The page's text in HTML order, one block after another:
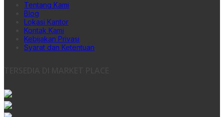
Tentang Kami
Blog
Lokasi Kantor
Kontak Kami
Kebijakan Privasi
Syarat dan Ketentuan